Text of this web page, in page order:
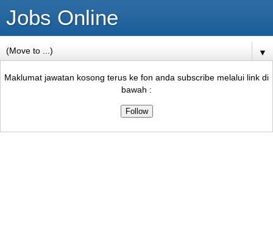
Jobs Online
▼
Maklumat jawatan kosong terus ke fon anda subscribe melalui link di
bawah :